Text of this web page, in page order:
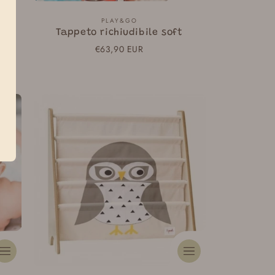
Fornitore:
PLAY&GO
Tappeto richiudibile soft
Prezzo
€63,90 EUR